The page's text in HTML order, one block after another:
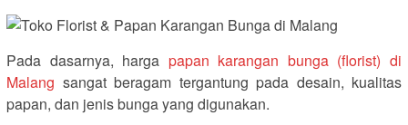
Pada dasarnya, harga papan karangan bunga (florist) di
Malang sangat beragam tergantung pada desain, kualitas
papan, dan jenis bunga yang digunakan.